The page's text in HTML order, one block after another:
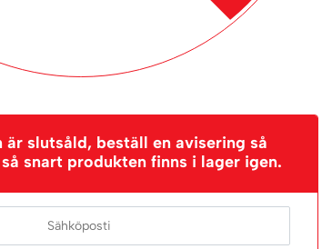
är slutsåld, beställ en avisering så
snart produkten finns i lager igen.